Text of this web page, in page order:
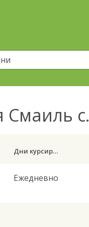
Смаиль с.
Дни курсирования
Ежедневно